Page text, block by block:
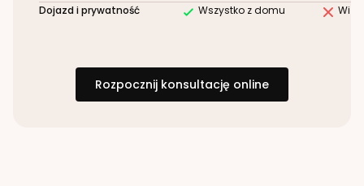
Dojazd i prywatność Wszystko z domu
Rozpocznij konsultację online